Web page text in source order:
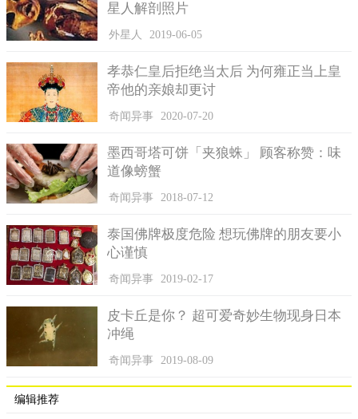
因为行军蚁天生具有很强的咬合力及坚硬无比的下颚，所以
当地的居民就用行军蚁来“缝合”伤口，避免伤口因为细菌侵袭而
而那些生活于被行军蚁侵袭过的森林的生物，在适应环境方
面能力更强，这或许是行军蚁给人类带来的最大好处。
行军蚁的种群分布
行军蚁是公认的世界上体型最大的食人蚁，它们集中生活于
行军蚁的迹象。如果大家在日常的生活中遭遇了这种恐怖的行军
星人解剖照片
外星人 2019-06-05
孝恭仁皇后拒绝当太后 为何雍正当上皇
帝他的亲娘却更讨
奇闻异事 2020-07-20
墨西哥塔可饼「夹狼蛛」 顾客称赞：味
道像螃蟹
奇闻异事 2018-07-12
泰国佛牌极度危险 想玩佛牌的朋友要小
心谨慎
奇闻异事 2019-02-17
皮卡丘是你？ 超可爱奇妙生物现身日本
冲绳
奇闻异事 2019-08-09
编辑推荐